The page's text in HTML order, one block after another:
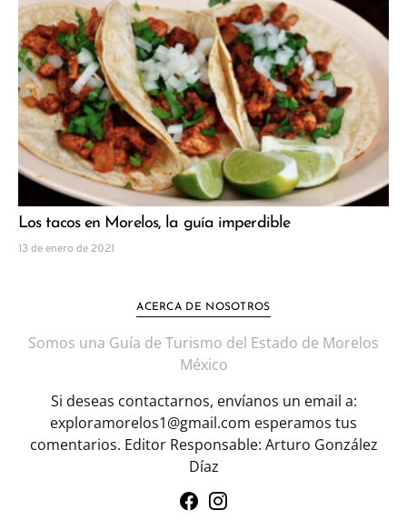
Los tacos en Morelos, la guía imperdible
13 de enero de 2021
ACERCA DE NOSOTROS
Somos una Guía de Turismo del Estado de Morelos
México
Si deseas contactarnos, envíanos un email a:
exploramorelos1@gmail.com esperamos tus
comentarios. Editor Responsable: Arturo González
Díaz